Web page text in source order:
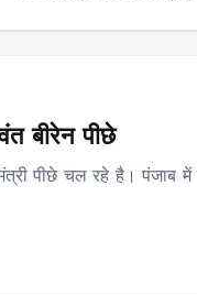
बीरेन पीछे
पीछे चल रहे है। पंजाब में